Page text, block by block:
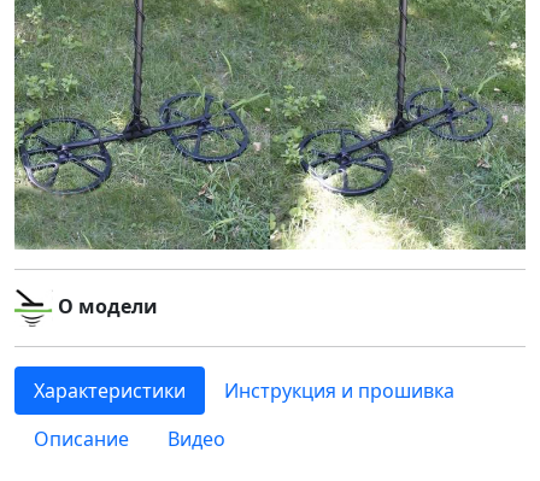
О модели
Характеристики
Инструкция и прошивка
Описание
Видео